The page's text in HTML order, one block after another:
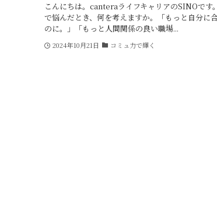
こんにちは。canteraライフキャリアのSINOです
で悩んだとき、何を考えますか。「もっと自分に
のに。」「もっと人間関係の良い職場...
2024年10月21日 コミュ力で輝く